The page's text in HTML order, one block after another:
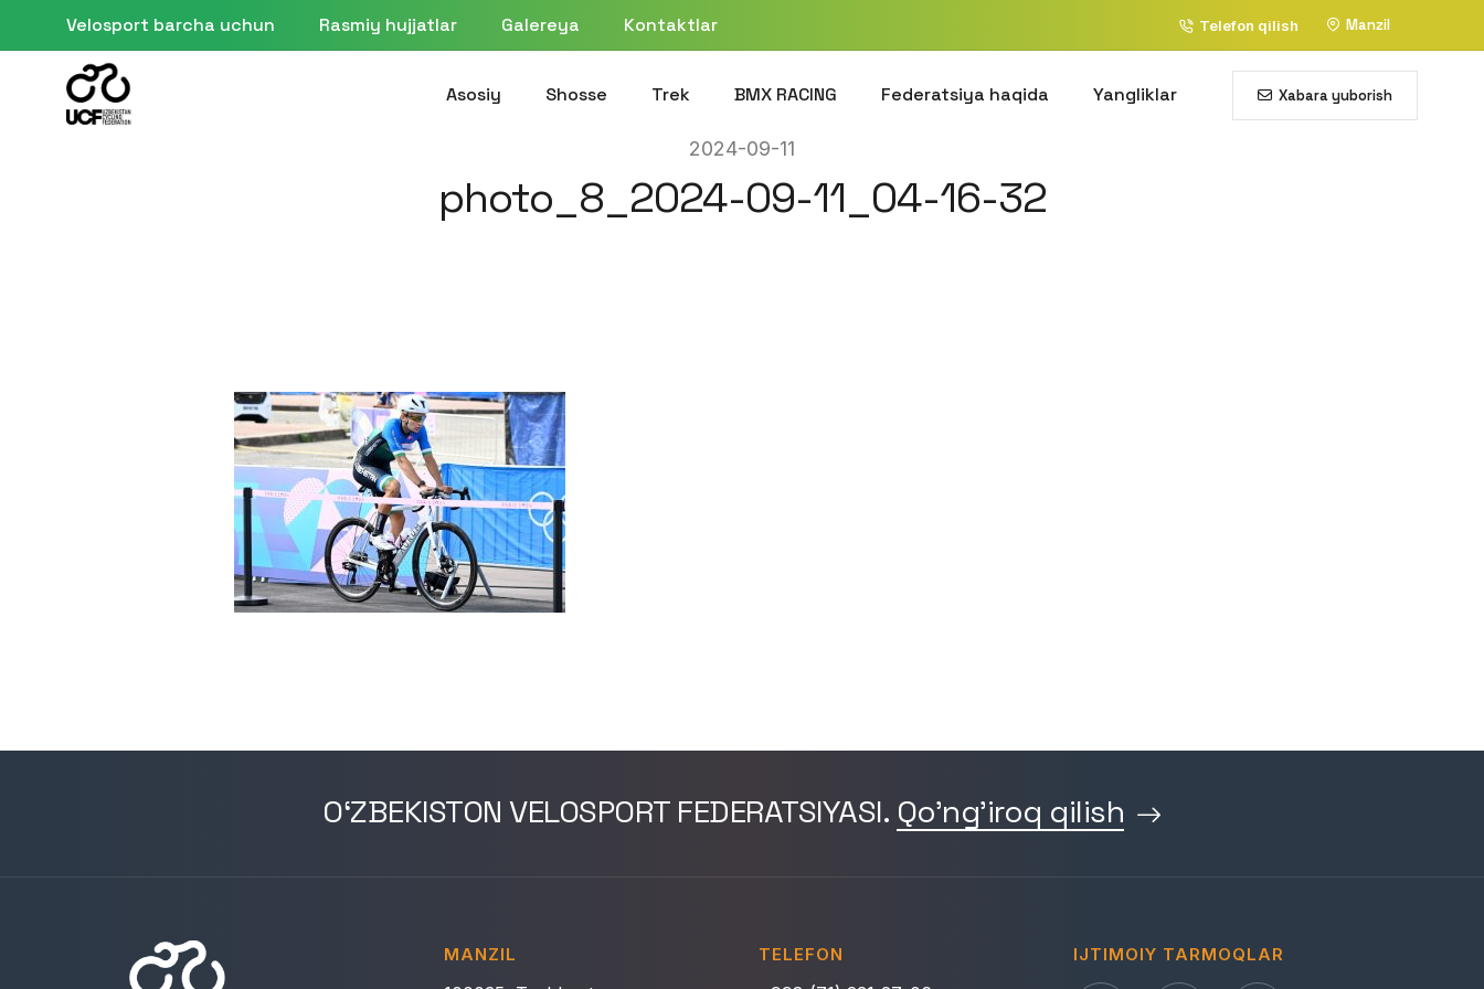
Velosport barcha uchun Rasmiy hujjatlar Galereya Kontaktlar Telefon qilish Manzil
Asosiy Shosse Trek BMX RACING Federatsiya haqida Yangliklar Xabara yuborish
2024-09-11
photo_8_2024-09-11_04-16-32
O‘ZBEKISTON VELOSPORT FEDERATSIYASI. Qo'ng'iroq qilish
MANZIL TELEFON IJTIMOIY TARMOQLAR